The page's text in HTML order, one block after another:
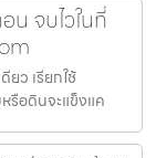
น จบไวในที่
ยว เรียกใช้
รือดินจะแข็งแค